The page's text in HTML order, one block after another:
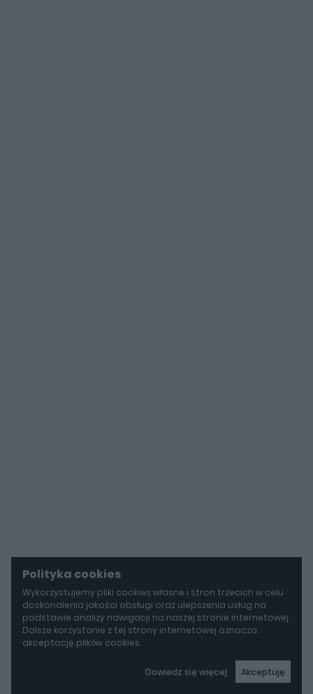
Polityka cookies
Wykorzystujemy pliki cookies własne i stron trzecich w celu
doskonalenia jakości obsługi oraz ulepszenia usług na
podstawie analizy nawigacji na naszej stronie internetowej.
Dalsze korzystanie z tej strony internetowej oznacza
akceptację plików cookies.
Dowiedz się więcej Akceptuję